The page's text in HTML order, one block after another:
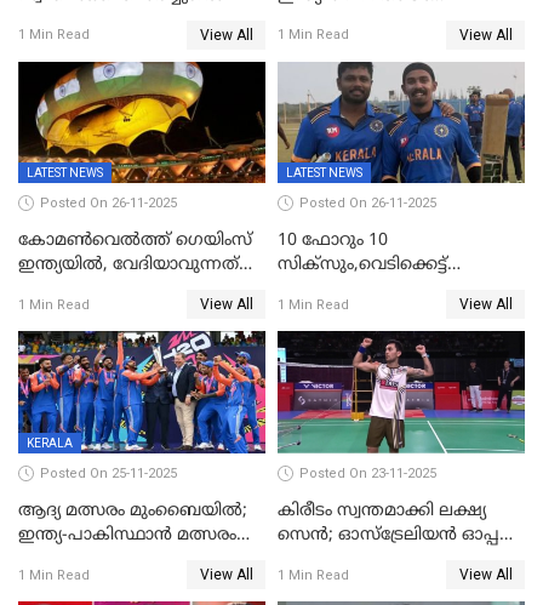
1 Min Read View All
മത്സരങ്ങൾ ​ഗ്രീൻഫീൽഡിൽ
1 Min Read View All
LATEST NEWS
Posted On 26-11-2025
കോമൺവെൽത്ത് ഗെയിംസ്
ഇന്ത്യയിൽ, വേദിയാവുന്നത്
1 Min Read View All
LATEST NEWS
Posted On 26-11-2025
10 ഫോറും 10
സിക്‌സും,വെടിക്കെട്ട്
അര്‍ധ സെഞ്ചുറിയുമായി
സഞ്ജു; ഒഡിഷയെ 10
വിക്കറ്റിന് തകര്‍ത്ത് കേരളം
1 Min Read View All
KERALA
Posted On 25-11-2025
ആദ്യ മത്സരം മുംബൈയിൽ;
ഇന്ത്യ-പാകിസ്ഥാൻ മത്സരം
ലോകകപ്പിന്‍റെ മത്സരക്രമം
1 Min Read View All
Posted On 23-11-2025
കിരീടം സ്വന്തമാക്കി ലക്ഷ്യ
സെന്‍; ഓസ്ട്രേലിയന്‍ ഓപ്പണ്‍
1 Min Read View All